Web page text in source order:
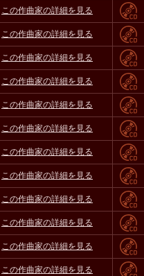
この作曲家の詳細を見る
この作曲家の詳細を見る
この作曲家の詳細を見る
この作曲家の詳細を見る
この作曲家の詳細を見る
この作曲家の詳細を見る
この作曲家の詳細を見る
この作曲家の詳細を見る
この作曲家の詳細を見る
この作曲家の詳細を見る
この作曲家の詳細を見る
この作曲家の詳細を見る